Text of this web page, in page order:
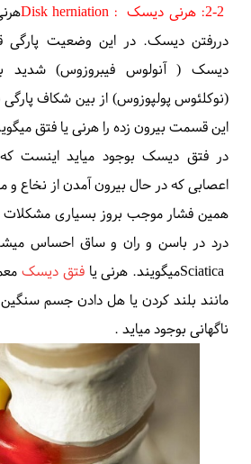
2-2: هرنی دیسک Disk herniation :
دررفتن دیسک. در این وضعیت
دیسک ( آنولوس فیبروزوس) شدید
(نوکلئوس پولپوزوس) از بین شکاف پارگی
این قسمت بیرون زده را هرنی یا فتق
در فتق دیسک بوجود میاید اینست
اعصابی که در حال بیرون آمدن از نخاع و
همین فشار موجب بروز بسیاری مشکلات
درد در باسن و ران و ساق احساس
Sciaticaمیگویند. هرنی یافتق دیسک
مانند بلند کردن یا هل دادن جسم
ناگهانی بوجود میاید .